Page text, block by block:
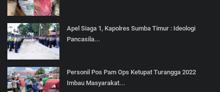
Apel Siaga 1, Kapolres Sumba Timur : Ideologi
Pancasila...
Personil Pos Pam Ops Ketupat Turangga 2022
Imbau Masyarakat...